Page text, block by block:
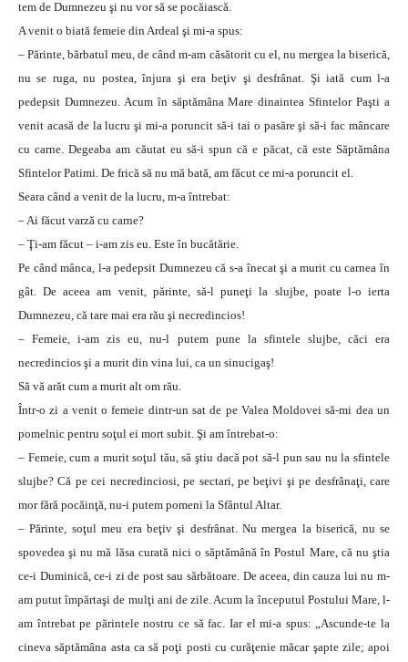
tem de Dumnezeu şi nu vor să se pocăiască.
A venit o biată femeie din Ardeal şi mi-a spus:
– Părinte, bărbatul meu, de când m-am căsătorit cu el, nu mergea la biserică,
nu se ruga, nu postea, înjura şi era beţiv şi desfrânat. Şi iată cum l-a
pedepsit Dumnezeu. Acum în săptămâna Mare dinaintea Sfintelor Paşti a
venit acasă de la lucru şi mi-a poruncit să-i tai o pasăre şi să-i fac mâncare
cu carne. Degeaba am căutat eu să-i spun că e păcat, că este Săptămâna
Sfintelor Patimi. De frică să nu mă bată, am făcut ce mi-a poruncit el.
Seara când a venit de la lucru, m-a întrebat:
– Ai făcut varză cu carne?
– Ţi-am făcut – i-am zis eu. Este în bucătărie.
Pe când mânca, l-a pedepsit Dumnezeu că s-a înecat şi a murit cu carnea în
gât. De aceea am venit, părinte, să-l puneţi la slujbe, poate l-o ierta
Dumnezeu, că tare mai era rău şi necredincios!
– Femeie, i-am zis eu, nu-l putem pune la sfintele slujbe, căci era
necredincios şi a murit din vina lui, ca un sinucigaş!
Să vă arăt cum a murit alt om rău.
Într-o zi a venit o femeie dintr-un sat de pe Valea Moldovei să-mi dea un
pomelnic pentru soţul ei mort subit. Şi am întrebat-o:
– Femeie, cum a murit soţul tău, să ştiu dacă pot să-l pun sau nu la sfintele
slujbe? Că pe cei necredinciosi, pe sectari, pe beţivi şi pe desfrânaţi, care
mor fără pocăinţă, nu-i putem pomeni la Sfântul Altar.
– Părinte, soţul meu era beţiv şi desfrânat. Nu mergea la biserică, nu se
spovedea şi nu mă lăsa curată nici o săptămână în Postul Mare, că nu ştia
ce-i Duminică, ce-i zi de post sau sărbătoare. De aceea, din cauza lui nu m-
am putut împărtaşi de mulţi ani de zile. Acum la începutul Postului Mare, l-
am întrebat pe părintele nostru ce să fac. Iar el mi-a spus: „Ascunde-te la
cineva săptămâna asta ca să poţi posti cu curăţenie măcar şapte zile; apoi